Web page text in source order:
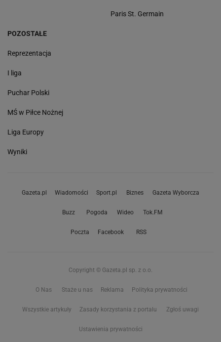
Paris St. Germain
POZOSTAŁE
Reprezentacja
I liga
Puchar Polski
MŚ w Piłce Nożnej
Liga Europy
Wyniki
Gazeta.pl Wiadomości Sport.pl Biznes Gazeta Wyborcza
Buzz Pogoda Wideo Tok.FM
Poczta Facebook RSS
Copyright © Gazeta.pl sp. z o.o.
O Nas Staże u nas Reklama Polityka prywatności
Wszystkie artykuły Zasady korzystania z portalu Zgłoś uwagi
Ustawienia prywatności